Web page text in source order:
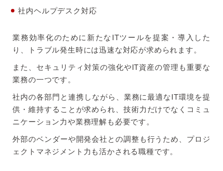
社内ヘルプデスク対応
業務効率化のために新たなITツールを提案・導入した
り、トラブル発生時には迅速な対応が求められます。
また、セキュリティ対策の強化やIT資産の管理も重要な
業務の一つです。
社内の各部門と連携しながら、業務に最適なIT環境を提
供・維持することが求められ、技術力だけでなくコミュ
ニケーション力や業務理解も必要です。
外部のベンダーや開発会社との調整も行うため、プロジ
ェクトマネジメント力も活かされる職種です。